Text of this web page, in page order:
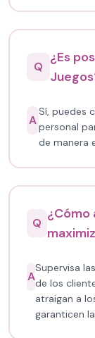
Q
¿Es
A
Sí, puedes
personal
de manera
Q
¿Cómo
A
Supervisa
de los
atraigan a
garanticen